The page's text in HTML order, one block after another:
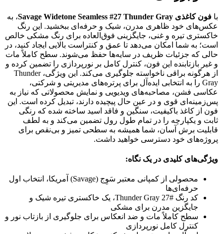
با فون کاغذی Savage Widetone Seamless #27 Thunder Gray
، به
عکس‌های خود ظاهری مدرن، شیک و حرفه‌ای ببخشید. این رنگ
خاکستری تیره و غنی، جایگزینی فوق‌العاده برای رنگ مشکی خالص
است؛ به شما امکان می‌دهد تا عمق و کنتراست بالایی ایجاد کنید، در
حالی که جزئیات ظریف در سایه‌ها حفظ می‌شوند. سطح کاملاً مات
و غیر بازتابنده این فون، کنترل کامل بر نورپردازی را تضمین کرده و
از هرگونه براقی ناخواسته جلوگیری می‌کند. این ویژگی، Thunder
Gray را به انتخابی ایده‌آل برای پرتره‌های مدیریتی و شرکتی،
عکاسی فشن، مصاحبه‌های ویدیویی و نمایش محصولاتی که نیاز به
پس‌زمینه‌ای قوی و در عین حال پیچیده دارند، تبدیل کرده است. این
فون از کاغذ باکیفیت، سنگین و فاقد اسید ساخته شده که رنگی
ثابت و یکپارچه را در تمام طول رول تضمین می‌کند و به لطف
قابلیت برش آسان، شما همیشه به سطحی تمیز و بی‌نقص برای
پروژه‌های خود دسترسی خواهید داشت.
ویژگی‌های کلیدی در یک نگاه:
محصولی از کمپانی معتبر سَوِج (Savage) آمریکا، انتخاب اول
حرفه‌ای‌ها
کد رنگ #27 Thunder Gray، یک خاکستری تیره شیک و
جایگزین مدرن برای مشکی
سطح کاملاً مات و ضد انعکاس برای جلوگیری از بازتاب نور و
کنترل کامل نورپردازی